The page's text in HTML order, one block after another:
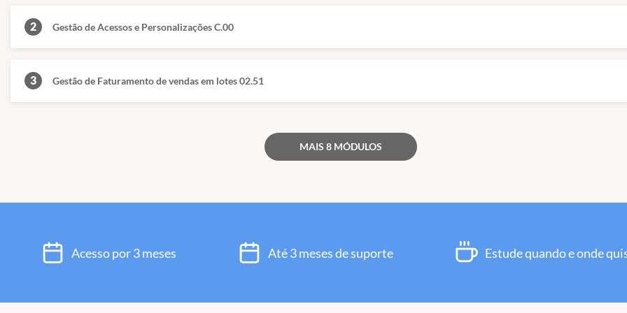
2 Gestão de Acessos e Personalizações C.00
3 Gestão de Faturamento de vendas em lotes 02.51
MAIS 8 MÓDULOS
Acesso por 3 meses Até 3 meses de suporte Estude quando e onde